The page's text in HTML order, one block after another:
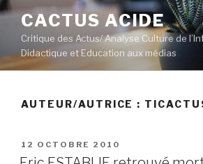
Aller
contenu
principal
CACTUS ACIDE
Critique des Actus/ Analyse Culture de
Didactique et Education aux médias
AUTEUR/AUTRICE :
PUBLIÉ
LE
12 OCTOBRE 2010